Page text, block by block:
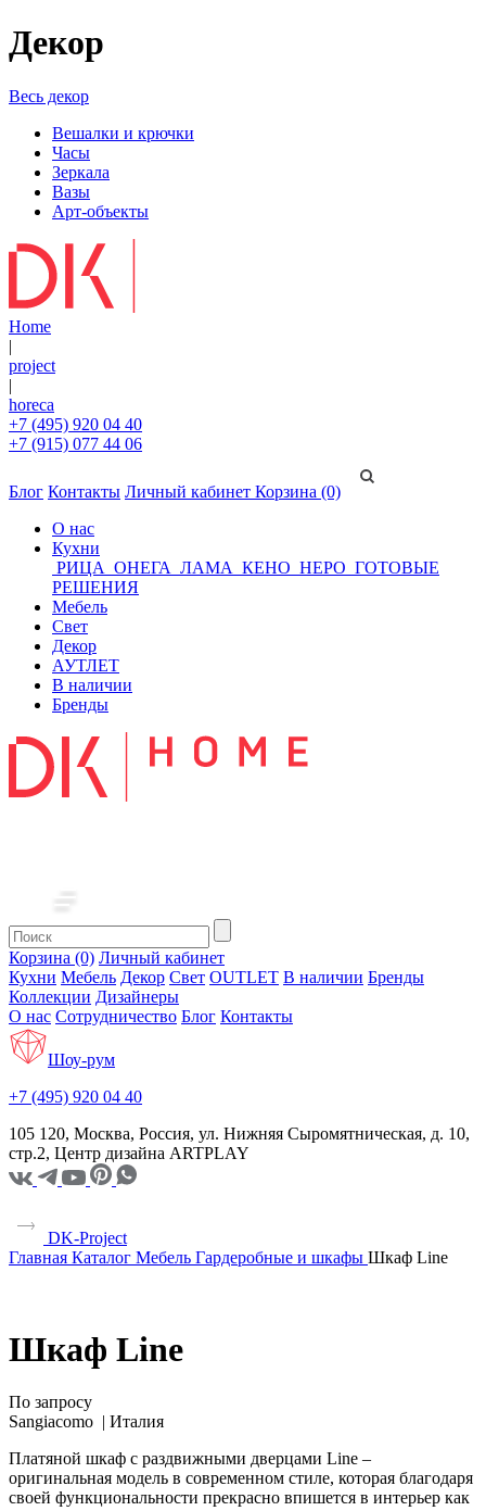
Декор
Весь декор
Вешалки и крючки
Часы
Зеркала
Вазы
Арт-объекты
Home
|
project
|
horeca
+7 (495) 920 04 40
+7 (915) 077 44 06
Блог Контакты Личный кабинет Корзина (0)
О нас
Кухни
РИЦА ОНЕГА ЛАМА КЕНО НЕРО ГОТОВЫЕ
РЕШЕНИЯ
Мебель
Свет
Декор
АУТЛЕТ
В наличии
Бренды
Корзина (0) Личный кабинет
Кухни Мебель Декор Свет OUTLET В наличии Бренды
Коллекции Дизайнеры
О нас Сотрудничество Блог Контакты
Шоу-рум
+7 (495) 920 04 40
105 120, Москва, Россия, ул. Нижняя Сыромятническая, д. 10,
стр.2, Центр дизайна ARTPLAY
DK-Project
Главная Каталог Мебель Гардеробные и шкафы Шкаф Line
Шкаф Line
По запросу
Sangiacomo | Италия
Платяной шкаф с раздвижными дверцами Line –
оригинальная модель в современном стиле, которая благодаря
своей функциональности прекрасно впишется в интерьер как